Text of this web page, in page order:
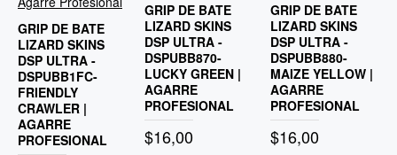
GRIP DE BATE
LIZARD SKINS
DSP ULTRA -
DSPUBB1FC-
FRIENDLY
CRAWLER |
AGARRE
PROFESIONAL
GRIP DE BATE
LIZARD SKINS
DSP ULTRA -
DSPUBB870-
LUCKY GREEN |
AGARRE
PROFESIONAL
$16,00
GRIP DE BATE
LIZARD SKINS
DSP ULTRA -
DSPUBB880-
MAIZE YELLOW |
AGARRE
PROFESIONAL
$16,00